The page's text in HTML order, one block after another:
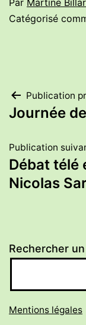
Par Martine
Catégorisé
l’article
Publication
Journée
Publication
Débat télé
Nicolas
Rechercher
Mentions légales